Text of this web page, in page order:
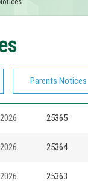
Parents Notices
25365
25364
25363